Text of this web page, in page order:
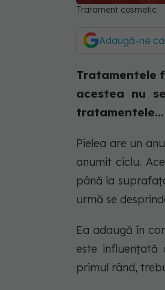
Tratament cosmetic
Adaugă-ne
Tratamentele
acestea nu
tratamentele...
Pielea are un
anumit ciclu.
până la
urmă se
Ea adaugă în
este influențată
primul rând,